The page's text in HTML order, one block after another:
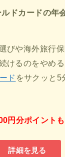
ドカードの年
びや海外旅行
けるのをやめ
ド をサクッと5
円分ポイントも
詳細を見る